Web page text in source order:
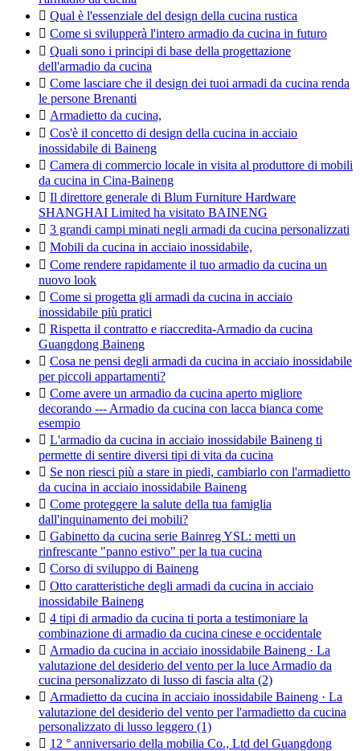
 Qual è l'essenziale del design della cucina rustica
 Come si svilupperà l'intero armadio da cucina in futuro
 Quali sono i principi di base della progettazione
dell'armadio da cucina
 Come lasciare che il design dei tuoi armadi da cucina renda
le persone Brenanti
 Armadietto da cucina,
 Cos'è il concetto di design della cucina in acciaio
inossidabile di Baineng
 Camera di commercio locale in visita al produttore di mobili
da cucina in Cina-Baineng
 Il direttore generale di Blum Furniture Hardware
SHANGHAI Limited ha visitato BAINENG
 3 grandi campi minati negli armadi da cucina personalizzati
 Mobili da cucina in acciaio inossidabile,
 Come rendere rapidamente il tuo armadio da cucina un
nuovo look
 Come si progetta gli armadi da cucina in acciaio
inossidabile più pratici
 Rispetta il contratto e riaccredita-Armadio da cucina
Guangdong Baineng
 Cosa ne pensi degli armadi da cucina in acciaio inossidabile
per piccoli appartamenti?
 Come avere un armadio da cucina aperto migliore
decorando --- Armadio da cucina con lacca bianca come
esempio
 L'armadio da cucina in acciaio inossidabile Baineng ti
permette di sentire diversi tipi di vita da cucina
 Se non riesci più a stare in piedi, cambiarlo con l'armadietto
da cucina in acciaio inossidabile Baineng
 Come proteggere la salute della tua famiglia
dall'inquinamento dei mobili?
 Gabinetto da cucina serie Bainreg YSL: metti un
rinfrescante "panno estivo" per la tua cucina
 Corso di sviluppo di Baineng
 Otto caratteristiche degli armadi da cucina in acciaio
inossidabile Baineng
 4 tipi di armadio da cucina ti porta a testimoniare la
combinazione di armadio da cucina cinese e occidentale
 Armadio da cucina in acciaio inossidabile Baineng · La
valutazione del desiderio del vento per la luce Armadio da
cucina personalizzato di lusso di fascia alta (2)
 Armadietto da cucina in acciaio inossidabile Baineng · La
valutazione del desiderio del vento per l'armadietto da cucina
personalizzato di lusso leggero (1)
 12 ° anniversario della mobilia Co., Ltd del Guangdong